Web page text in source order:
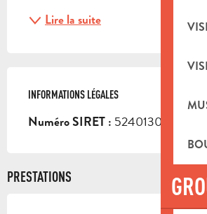
Lire la suite
INFORMATIONS LÉGALES
INFORMATIONS LÉGALES
Numéro SIRET : 52401308300018
PRESTATIONS